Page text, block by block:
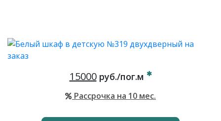
15000руб./пог.м
Рассрочка на 10 мес.